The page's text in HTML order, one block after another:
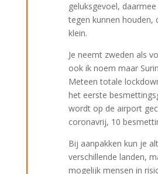
geluksgevoel,
tegen kunnen houden,
klein.
Je neemt zweden als
ook ik noem maar
Meteen totale
het eerste
wordt op de airport
coronavrij, 10
Bij aanpakken kun je
verschillende landen,
mogelijk mensen in